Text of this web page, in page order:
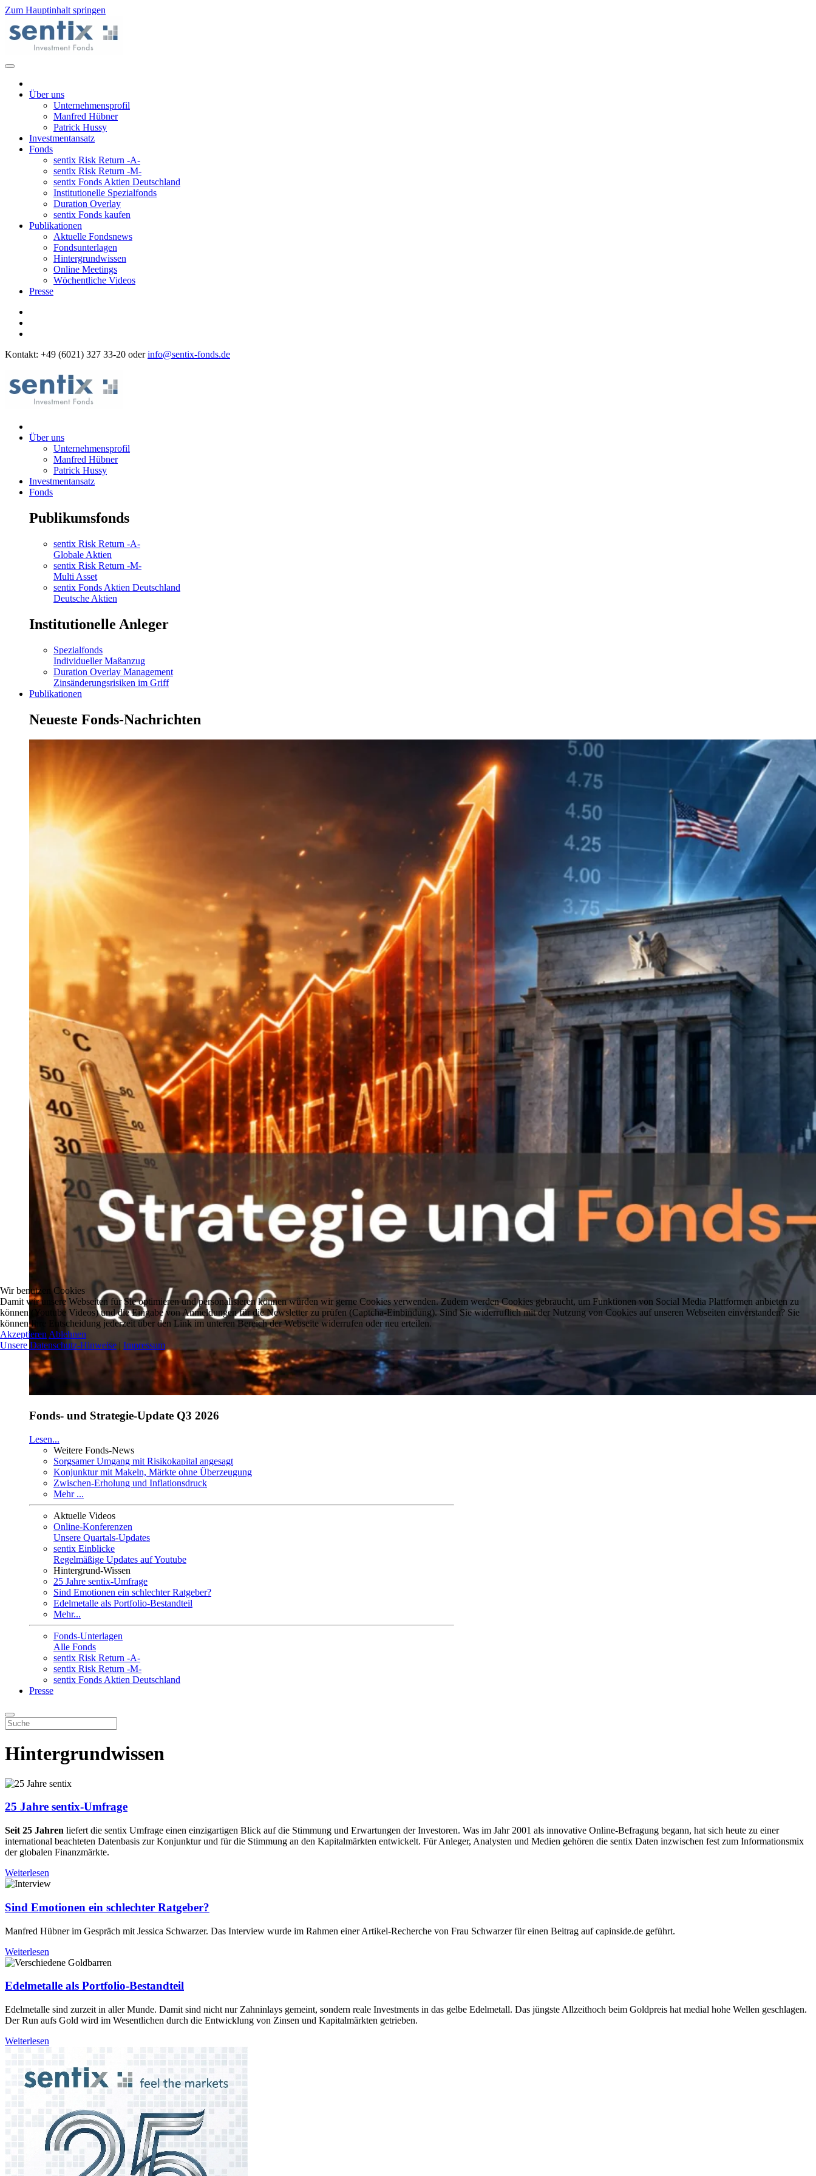
Zum Hauptinhalt springen
Über uns
Unternehmensprofil
Manfred Hübner
Patrick Hussy
Investmentansatz
Fonds
sentix Risk Return -A-
sentix Risk Return -M-
sentix Fonds Aktien Deutschland
Institutionelle Spezialfonds
Duration Overlay
sentix Fonds kaufen
Publikationen
Aktuelle Fondsnews
Fondsunterlagen
Hintergrundwissen
Online Meetings
Wöchentliche Videos
Presse
Kontakt: +49 (6021) 327 33-20 oderinfo@sentix-fonds.de
Über uns
Unternehmensprofil
Manfred Hübner
Patrick Hussy
Investmentansatz
Fonds
Publikumsfonds
sentix Risk Return -A-
Globale Aktien
sentix Risk Return -M-
Multi Asset
sentix Fonds Aktien Deutschland
Deutsche Aktien
Institutionelle Anleger
Spezialfonds
Individueller Maßanzug
Duration Overlay Management
Zinsänderungsrisiken im Griff
Publikationen
Neueste Fonds-Nachrichten
Fonds- und Strategie-Update Q3 2026
Lesen...
Weitere Fonds-News
Sorgsamer Umgang mit Risikokapital angesagt
Konjunktur mit Makeln, Märkte ohne Überzeugung
Zwischen-Erholung und Inflationsdruck
Mehr ...
Aktuelle Videos
Online-Konferenzen
Unsere Quartals-Updates
sentix Einblicke
Regelmäßige Updates auf Youtube
Hintergrund-Wissen
25 Jahre sentix-Umfrage
Sind Emotionen ein schlechter Ratgeber?
Edelmetalle als Portfolio-Bestandteil
Mehr...
Fonds-Unterlagen
Alle Fonds
sentix Risk Return -A-
sentix Risk Return -M-
sentix Fonds Aktien Deutschland
Presse
Hintergrundwissen
25 Jahre sentix-Umfrage
Seit 25 Jahren liefert die sentix Umfrage einen einzigartigen Blick auf die Stimmung und Erwartungen der Investoren. Was im Jahr 2001 als innovative Online-Befragung begann, hat sich heute zu einer
international beachteten Datenbasis zur Konjunktur und für die Stimmung an den Kapitalmärkten entwickelt. Für Anleger, Analysten und Medien gehören die sentix Daten inzwischen fest zum Informationsmix
der globalen Finanzmärkte.
Weiterlesen
Sind Emotionen ein schlechter Ratgeber?
Manfred Hübner im Gespräch mit Jessica Schwarzer. Das Interview wurde im Rahmen einer Artikel-Recherche von Frau Schwarzer für einen Beitrag auf capinside.de geführt.
Weiterlesen
Edelmetalle als Portfolio-Bestandteil
Edelmetalle sind zurzeit in aller Munde. Damit sind nicht nur Zahninlays gemeint, sondern reale Investments in das gelbe Edelmetall. Das jüngste Allzeithoch beim Goldpreis hat medial hohe Wellen geschlagen.
Der Run aufs Gold wird im Wesentlichen durch die Entwicklung von Zinsen und Kapitalmärkten getrieben.
Weiterlesen
Wir benutzen Cookies
Damit wir unsere Webseiten für Sie optimieren und personalisieren können würden wir gerne Cookies verwenden. Zudem werden Cookies gebraucht, um Funktionen von Social Media Plattformen anbieten zu
können (Youtube Videos) und die Eingabe von Anmeldungen für die Newsletter zu prüfen (Captcha-Einbindung). Sind Sie widerruflich mit der Nutzung von Cookies auf unseren Webseiten einverstanden? Sie
können Ihre Entscheidung jederzeit über den Link im unteren Bereich der Webseite widerrufen oder neu erteilen.
Akzeptieren Ablehnen
Unsere Datenschutz-Hinweise | Impressum